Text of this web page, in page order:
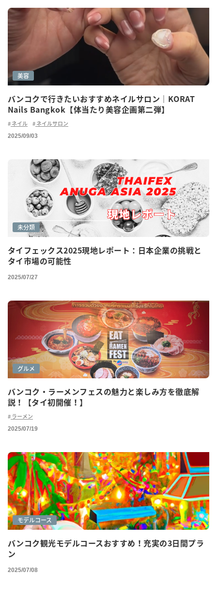
バンコクで行きたいおすすめネイルサロン｜KORAT
Nails Bangkok【体当たり美容企画第二弾】
美容
ネイル ネイルサロン
2025/09/03
タイフェックス2025現地レポート：日本企業の挑戦と
タイ市場の可能性
未分類
2025/07/27
バンコク・ラーメンフェスの魅力と楽しみ方を徹底解
説！【タイ初開催！】
グルメ
ラーメン
2025/07/19
バンコク観光モデルコースおすすめ！充実の3日間プラ
ン
モデルコース
2025/07/08